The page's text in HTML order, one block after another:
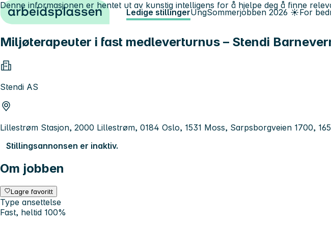
Hopp til innhold Ledige stillingerUngSommerjobben 2026 ☀️For
Miljøterapeuter i fast medleverturnus – Stendi
Stendi AS
Lillestrøm Stasjon, 2000 Lillestrøm, 0184 Oslo, 1531 Moss, Sarpsborgveien 1700,
Stillingsannonsen er inaktiv.
Om jobben
Lagre favoritt
Type ansettelse
Fast, heltid 100%
Denne informasjonen er hentet ut av kunstig intelligens for å hjelpe deg å finne